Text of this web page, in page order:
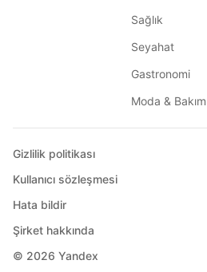
Sağlık
Seyahat
Gastronomi
Moda & Bakım
© 2026 Yandex
Gizlilik politikası
Kullanıcı sözleşmesi
Hata bildir
Şirket hakkında